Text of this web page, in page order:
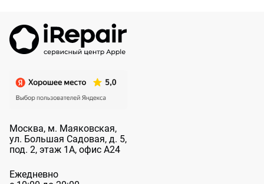
Москва, м. Маяковская,
ул. Большая Садовая, д. 5,
под. 2, этаж 1А, офис А24
Ежедневно